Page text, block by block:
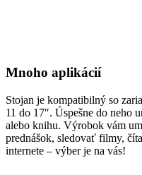
Mnoho aplikácií
Stojan je kompatibilný so
11 do 17″. Úspešne do neho
alebo knihu. Výrobok vám
prednášok, sledovať filmy,
internete – výber je na vás!